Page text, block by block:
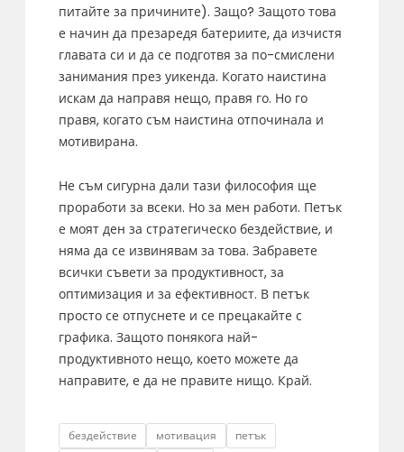
питайте за причините). Защо? Защото това
е начин да презаредя батериите, да изчистя
главата си и да се подготвя за по-смислени
занимания през уикенда. Когато наистина
искам да направя нещо, правя го. Но го
правя, когато съм наистина отпочинала и
мотивирана.
Не съм сигурна дали тази философия ще
проработи за всеки. Но за мен работи. Петък
е моят ден за стратегическо бездействие, и
няма да се извинявам за това. Забравете
всички съвети за продуктивност, за
оптимизация и за ефективност. В петък
просто се отпуснете и се прецакайте с
графика. Защото понякога най-
продуктивното нещо, което можете да
направите, е да не правите нищо. Край.
Tags
бездействие мотивация
петък